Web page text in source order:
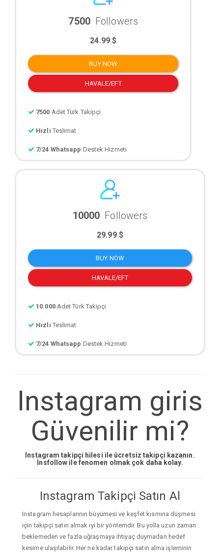
7500 Followers
24.99 $
BUY NOW
HAVALE/EFT
7500 Adet Türk Takipçi
Hızlı Teslimat
7/24 Whatsapp Destek Hizmeti
10000 Followers
29.99 $
BUY NOW
HAVALE/EFT
10.000 Adet Türk Takipçi
Hızlı Teslimat
7/24 Whatsapp Destek Hizmeti
Instagram giris
Güvenilir mi?
Instagram takipçi hilesi ile ücretsiz takipçi kazanın.
İnsfollow ile fenomen olmak çok daha kolay.
Instagram Takipçi Satın Al
Instagram hesaplarının büyümesi ve keşfet kısmına düşmesi
için takipçi satın almak iyi bir yöntemdir. Bu yolla uzun zaman
beklemeden ve fazla uğraşmaya ihtiyaç duymadan hedef
kesime ulaşılabilir. Her ne kadar takipçi satın alma işleminin